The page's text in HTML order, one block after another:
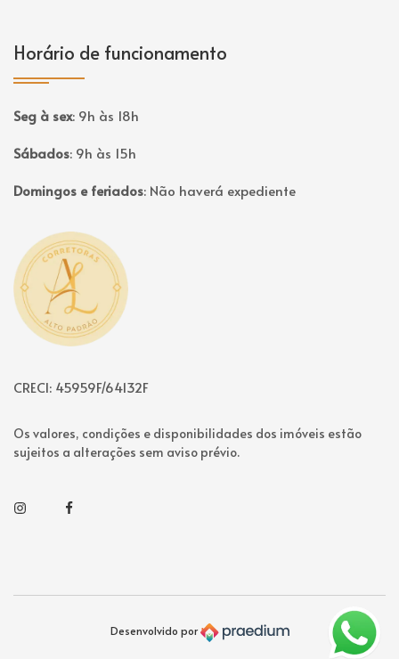
Horário de funcionamento
Seg à sex: 9h às 18h
Sábados: 9h às 15h
Domingos e feriados: Não haverá expediente
Página inicial
CRECI: 45959F/64132F
Os valores, condições e disponibilidades dos imóveis estão
sujeitos a alterações sem aviso prévio.
InstagramFacebook
Desenvolvido por